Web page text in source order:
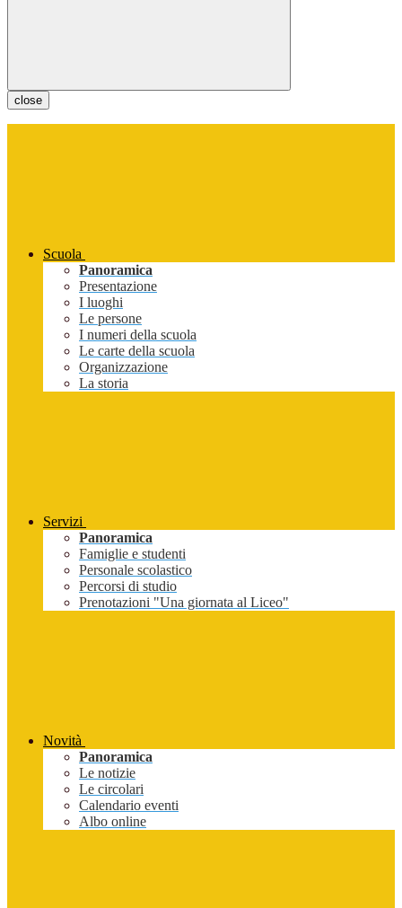
close
Scuola
Panoramica
Presentazione
I luoghi
Le persone
I numeri della scuola
Le carte della scuola
Organizzazione
La storia
Servizi
Panoramica
Famiglie e studenti
Personale scolastico
Percorsi di studio
Prenotazioni "Una giornata al Liceo"
Novità
Panoramica
Le notizie
Le circolari
Calendario eventi
Albo online